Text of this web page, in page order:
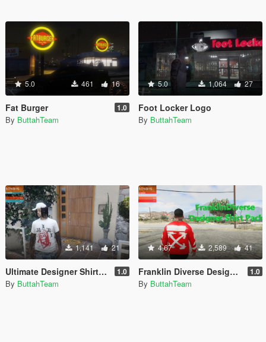
5.0 461 16
Fat Burger 1.0
By ButtahTeam
5.0 1,064 27
Foot Locker Logo
By ButtahTeam
1,141 21
Ultimate Designer Shirt Pack for MP Male 1.0
By ButtahTeam
4.67 2,589 41
Franklin Diverse Designer Pack #1 1.0
By ButtahTeam